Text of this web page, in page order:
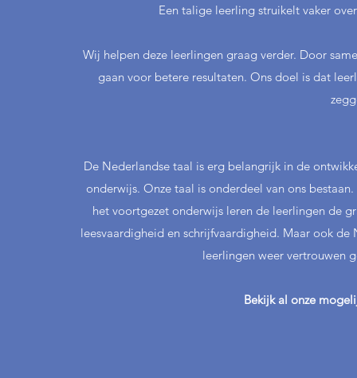
Een talige leerling struikelt vaker
Wij helpen deze leerlingen graag verder. Door
gaan voor betere resultaten. Ons doel is dat
De Nederlandse taal is erg belangrijk in de
onderwijs. Onze taal is onderdeel van ons
het voortgezet onderwijs leren de leerlingen de
leesvaardigheid en schrijfvaardigheid. Maar ook
leerlingen weer vertrouwen
Bekijk al onze